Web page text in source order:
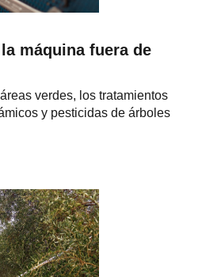
máquina fuera de
verdes, los tratamientos
y pesticidas de árboles